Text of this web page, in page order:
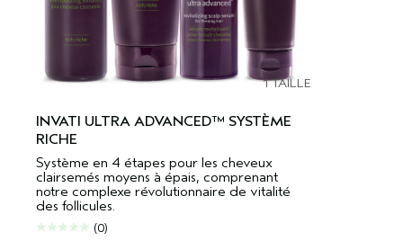
1 TAILLE
INVATI ULTRA ADVANCED™ SYSTÈME
RICHE
Système en 4 étapes pour les cheveux
clairsemés moyens à épais, comprenant
notre complexe révolutionnaire de vitalité
des follicules.
(0)